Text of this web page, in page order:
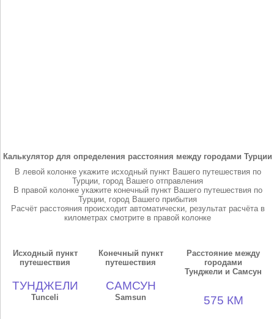
Калькулятор для определения расстояния между городами Турции
В левой колонке укажите исходный пункт Вашего путешествия по
Турции, город Вашего отправления
В правой колонке укажите конечный пункт Вашего путешествия по
Турции, город Вашего прибытия
Расчёт расстояния происходит автоматически, результат расчёта в
километрах смотрите в правой колонке
Исходный пункт
путешествия
ТУНДЖЕЛИ
Tunceli
Конечный пункт
путешествия
САМСУН
Samsun
Расстояние между
городами
Тунджели и Самсун
575 КМ